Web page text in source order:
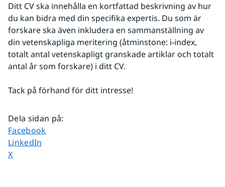
Ditt CV ska innehålla en kortfattad beskrivning av hur
du kan bidra med din specifika expertis. Du som är
forskare ska även inkludera en sammanställning av
din vetenskapliga meritering (åtminstone: i-index,
totalt antal vetenskapligt granskade artiklar och totalt
antal år som forskare) i ditt CV.
Tack på förhand för ditt intresse!
Dela sidan på:
Dela sidan på
Facebook
Dela sidan på
LinkedIn
Dela sidan på
X